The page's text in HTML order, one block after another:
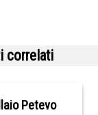
correlati
Petevo